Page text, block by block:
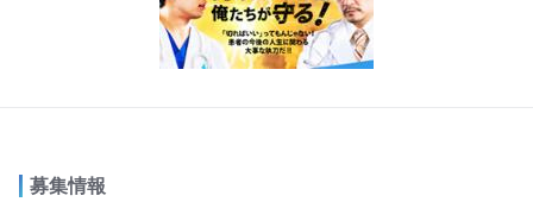
募集情報